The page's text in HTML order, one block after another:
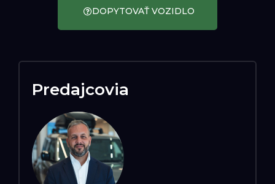
DOPYTOVAŤ VOZIDLO
Predajcovia